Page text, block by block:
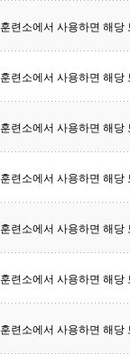
훈련소에서 사용하면 해당
훈련소에서 사용하면 해당
훈련소에서 사용하면 해당
훈련소에서 사용하면 해당
훈련소에서 사용하면 해당
훈련소에서 사용하면 해당
훈련소에서 사용하면 해당